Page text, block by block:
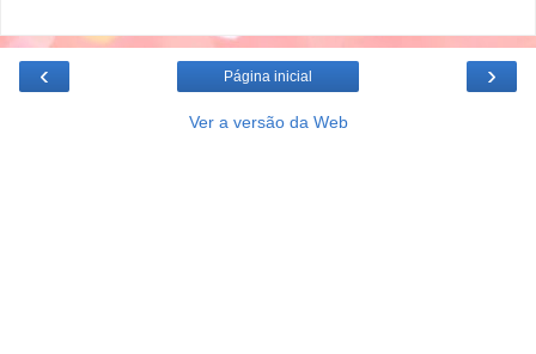
‹ ›
Página inicial
Ver a versão da Web